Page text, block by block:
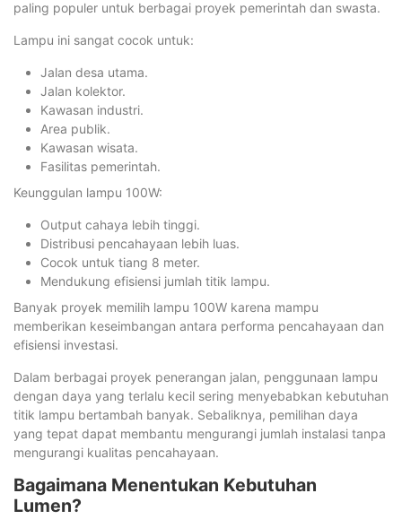
paling populer untuk berbagai proyek pemerintah dan swasta.
Lampu ini sangat cocok untuk:
Jalan desa utama.
Jalan kolektor.
Kawasan industri.
Area publik.
Kawasan wisata.
Fasilitas pemerintah.
Keunggulan lampu 100W:
Output cahaya lebih tinggi.
Distribusi pencahayaan lebih luas.
Cocok untuk tiang 8 meter.
Mendukung efisiensi jumlah titik lampu.
Banyak proyek memilih lampu 100W karena mampu
memberikan keseimbangan antara performa pencahayaan dan
efisiensi investasi.
Dalam berbagai proyek penerangan jalan, penggunaan lampu
dengan daya yang terlalu kecil sering menyebabkan kebutuhan
titik lampu bertambah banyak. Sebaliknya, pemilihan daya
yang tepat dapat membantu mengurangi jumlah instalasi tanpa
mengurangi kualitas pencahayaan.
Bagaimana Menentukan Kebutuhan
Lumen?